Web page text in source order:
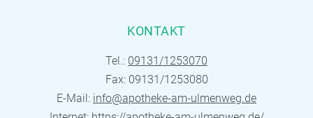
KONTAKT
Tel.: 09131/1253070
Fax: 09131/1253080
E-Mail: info@apotheke-am-ulmenweg.de